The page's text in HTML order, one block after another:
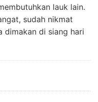
lauk lain.
sudah nikmat
dimakan di siang hari